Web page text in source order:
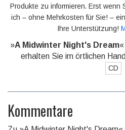
Produkte zu informieren. Erst wenn
ich – ohne Mehrkosten für Sie! –
Ihre Unterstützung!
»A Midwinter Night's Dream«
erhalten Sie im örtlichen
CD
Kommentare